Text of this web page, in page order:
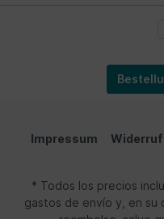
Impressum
* Todos los precios
gastos de envío y, en su